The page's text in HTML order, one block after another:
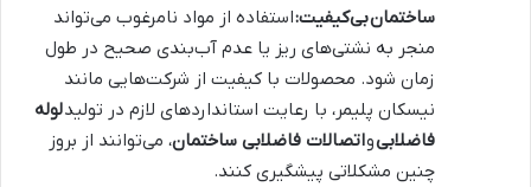
ساختمانبی‌کیفیت:استفاده از مواد نامرغوب می‌تواند
منجر به نشتی‌های ریز یا عدم آب‌بندی صحیح در طول
زمان شود. محصولات با کیفیت از شرکت‌هایی مانند
نیسکان پلیمر، با رعایت استانداردهای لازم در تولیدلوله
فاضلابیواتصالات فاضلابی ساختمان، می‌توانند از بروز
چنین مشکلاتی پیشگیری کنند.